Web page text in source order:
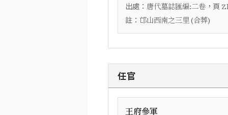
出處： 唐代墓誌匯編:二卷 ，頁
註： 邙山西南之三里 (合葬)
任官
王府參軍